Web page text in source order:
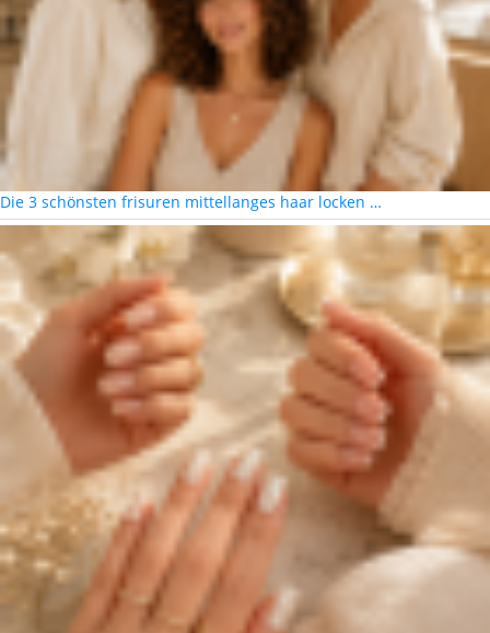
Die 3 schönsten frisuren mittellanges haar locken …